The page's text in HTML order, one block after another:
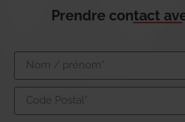
Prendre contact